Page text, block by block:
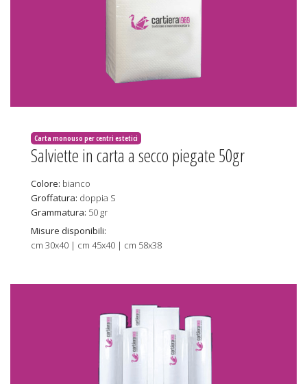
Carta monouso per centri estetici
Salviette in carta a secco piegate 50gr
Colore: bianco
Groffatura: doppia S
Grammatura: 50 gr
Misure disponibili:
cm 30x40 | cm 45x40 | cm 58x38